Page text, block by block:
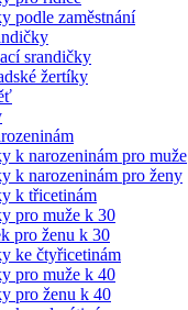
podle zaměstnání
srandičky
žertíky
k narozeninám pro muže
k narozeninám pro ženy
k třicetinám
pro muže k 30
pro ženu k 30
ke čtyřicetinám
pro muže k 40
pro ženu k 40